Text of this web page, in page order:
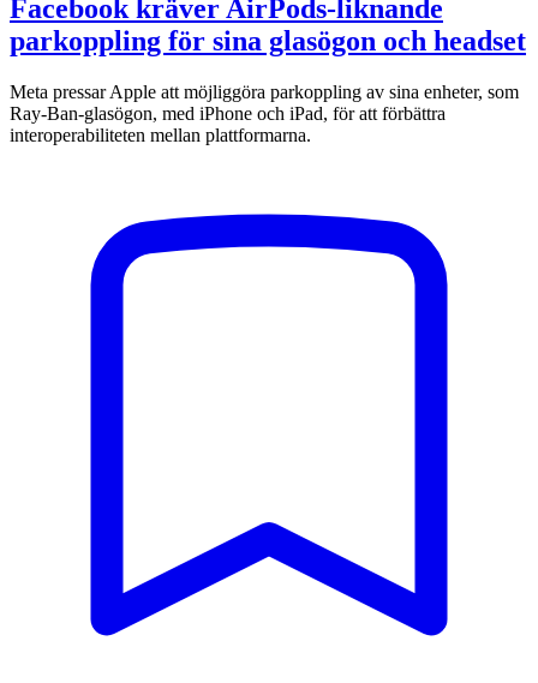
Facebook kräver AirPods-liknande
parkoppling för sina glasögon och headset
Meta pressar Apple att möjliggöra parkoppling av sina enheter, som
Ray-Ban-glasögon, med iPhone och iPad, för att förbättra
interoperabiliteten mellan plattformarna.